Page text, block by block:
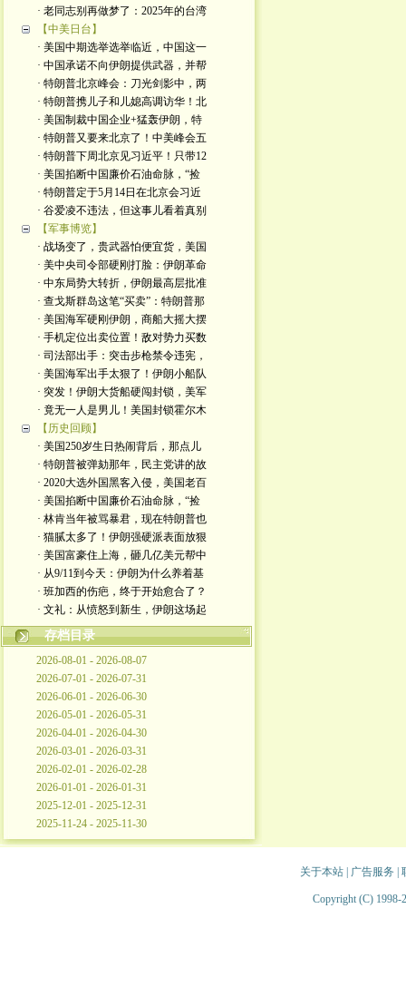
· 老同志别再做梦了：2025年的台湾
【中美日台】
· 美国中期选举选举临近，中国这一
· 中国承诺不向伊朗提供武器，并帮
· 特朗普北京峰会：刀光剑影中，两
· 特朗普携儿子和儿媳高调访华！北
· 美国制裁中国企业+猛轰伊朗，特
· 特朗普又要来北京了！中美峰会五
· 特朗普下周北京见习近平！只带12
· 美国掐断中国廉价石油命脉，“捡
· 特朗普定于5月14日在北京会习近
· 谷爱凌不违法，但这事儿看着真别
【军事博览】
· 战场变了，贵武器怕便宜货，美国
· 美中央司令部硬刚打脸：伊朗革命
· 中东局势大转折，伊朗最高层批准
· 查戈斯群岛这笔“买卖”：特朗普那
· 美国海军硬刚伊朗，商船大摇大摆
· 手机定位出卖位置！敌对势力买数
· 司法部出手：突击步枪禁令违宪，
· 美国海军出手太狠了！伊朗小船队
· 突发！伊朗大货船硬闯封锁，美军
· 竟无一人是男儿！美国封锁霍尔木
【历史回顾】
· 美国250岁生日热闹背后，那点儿
· 特朗普被弹劾那年，民主党讲的故
· 2020大选外国黑客入侵，美国老百
· 美国掐断中国廉价石油命脉，“捡
· 林肯当年被骂暴君，现在特朗普也
· 猫腻太多了！伊朗强硬派表面放狠
· 美国富豪住上海，砸几亿美元帮中
· 从9/11到今天：伊朗为什么养着基
· 班加西的伤疤，终于开始愈合了？
· 文礼：从愤怒到新生，伊朗这场起
存档目录
2026-08-01 - 2026-08-07
2026-07-01 - 2026-07-31
2026-06-01 - 2026-06-30
2026-05-01 - 2026-05-31
2026-04-01 - 2026-04-30
2026-03-01 - 2026-03-31
2026-02-01 - 2026-02-28
2026-01-01 - 2026-01-31
2025-12-01 - 2025-12-31
2025-11-24 - 2025-11-30
关于本站| 广告服务
Copyright (C) 1998-